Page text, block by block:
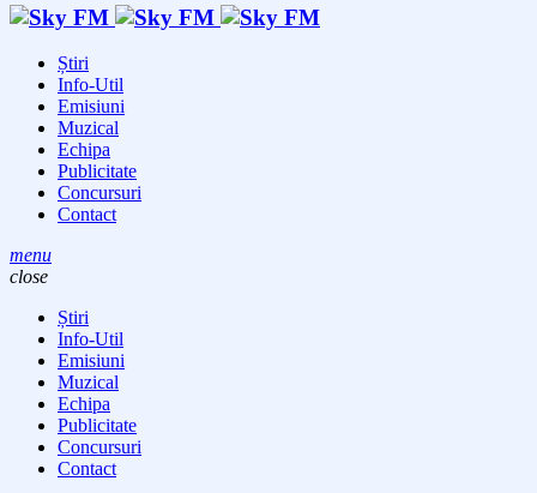
Știri
Info-Util
Emisiuni
Muzical
Echipa
Publicitate
Concursuri
Contact
menu
close
Știri
Info-Util
Emisiuni
Muzical
Echipa
Publicitate
Concursuri
Contact